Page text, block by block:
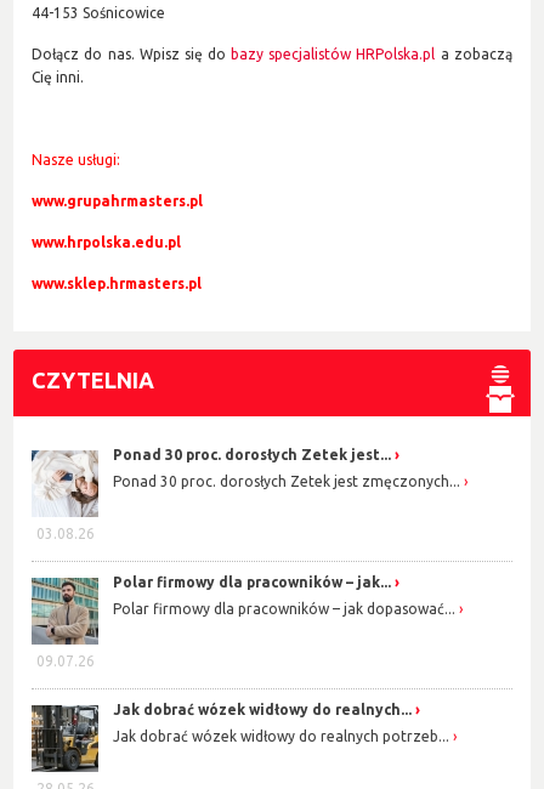
44-153 Sośnicowice
Dołącz do nas. Wpisz się do bazy specjalistów HRPolska.pl a zobaczą
Cię inni.
Nasze usługi:
www.grupahrmasters.pl
www.hrpolska.edu.pl
www.sklep.hrmasters.pl
CZYTELNIA
03.08.26
Ponad 30 proc. dorosłych Zetek jest...
Ponad 30 proc. dorosłych Zetek jest zmęczonych...
09.07.26
Polar firmowy dla pracowników – jak...
Polar firmowy dla pracowników – jak dopasować...
Jak dobrać wózek widłowy do realnych...
Jak dobrać wózek widłowy do realnych potrzeb...